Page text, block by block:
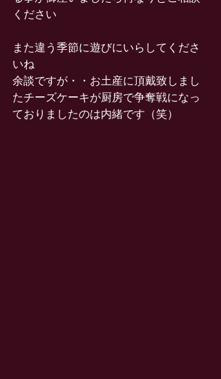
ください
また違う季節に遊びにいらしてくださ
いね
余談ですが・・お土産に頂戴致しまし
たチーズケーキが厨房で争奪戦になっ
ておりましたのは内緒です（笑）